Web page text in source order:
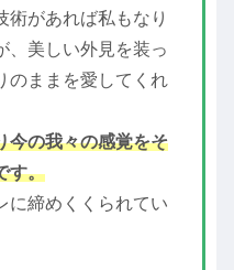
術があれば私もなり
、美しい外見を装っ
のままを愛してくれ
今の我々の感覚をそ
す。
に締めくくられてい